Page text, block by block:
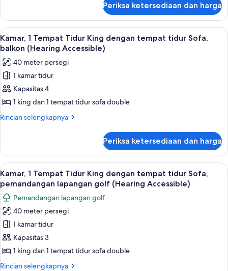
Access,
Roll-
in
Shwr)
Studio
Suite,
1
kamar
(Mobility/Hearing
Access,
Roll-
in
Shwr)
Periksa ketersediaan dan harga
Lihat
semua
foto
untuk
Kamar,
1
Tempat
Tidur
tempat
tidur
Sofa,
balkon
(Hearing
Accessible)
Seprai premium, bantalan ekstra
5
Kamar, 1 Tempat Tidur King dengan tempat tidur Sofa,
balkon (Hearing Accessible)
40 meter persegi
1 kamar tidur
Kapasitas 4
1 king dan 1 tempat tidur sofa double
Rincian selengkapnya
Rincian
Kamar,
Tempat
Tidur
King
dengan
tempat
tidur
Sofa,
balkon
Accessible)
Periksa ketersediaan dan harga
Lihat
semua
foto
untuk
Kamar,
Tempat
Tidur
King
Seprai premium, bantalan ekstra
5
Kamar, 1 Tempat Tidur King dengan tempat tidur Sofa,
pemandangan lapangan golf (Hearing Accessible)
Pemandangan lapangan golf
40 meter persegi
1 kamar tidur
Kapasitas 3
1 king dan 1 tempat tidur sofa double
Rincian selengkapnya
Rincian